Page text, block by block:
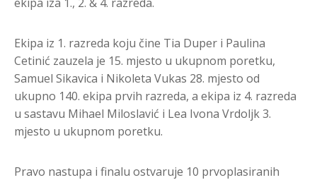
Ekipa iz 1. razreda koju čine Tia Duper i Paulina
Cetinić zauzela je 15. mjesto u ukupnom poretku,
Samuel Sikavica i Nikoleta Vukas 28. mjesto od
ukupno 140. ekipa prvih razreda, a ekipa iz 4. razreda
u sastavu Mihael Miloslavić i Lea Ivona Vrdoljk 3.
mjesto u ukupnom poretku.
Pravo nastupa i finalu ostvaruje 10 prvoplasiranih